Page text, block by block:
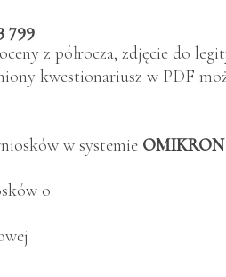
799
z półrocza, zdjęcie do
kwestionariusz w PDF
w systemie OMIKRON
o: